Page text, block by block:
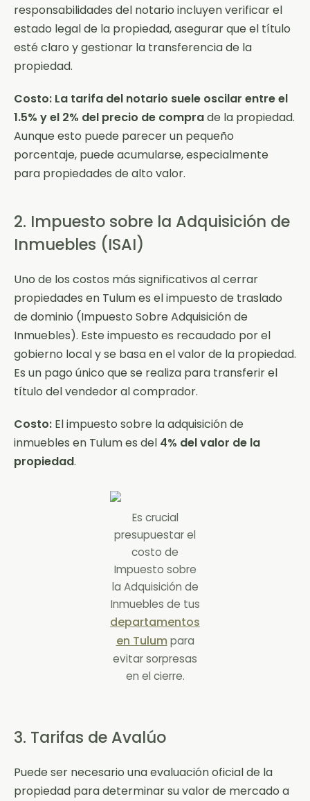
responsabilidades del notario incluyen verificar el
estado legal de la propiedad, asegurar que el título
esté claro y gestionar la transferencia de la
propiedad.
Costo: La tarifa del notario suele oscilar entre el
1.5% y el 2% del precio de comprade la propiedad.
Aunque esto puede parecer un pequeño
porcentaje, puede acumularse, especialmente
para propiedades de alto valor.
2. Impuesto sobre la Adquisición de
Inmuebles (ISAI)
Uno de los costos más significativos al cerrar
propiedades en Tulum es el impuesto de traslado
de dominio (Impuesto Sobre Adquisición de
Inmuebles). Este impuesto es recaudado por el
gobierno local y se basa en el valor de la propiedad.
Es un pago único que se realiza para transferir el
título del vendedor al comprador.
Costo: El impuesto sobre la adquisición de
inmuebles en Tulum es del 4% del valor de la
propiedad.
Es crucial
presupuestar el
costo de
Impuesto sobre
la Adquisición de
Inmuebles de tus
departamentos
en Tulum para
evitar sorpresas
en el cierre.
3. Tarifas de Avalúo
Puede ser necesario una evaluación oficial de la
propiedad para determinar su valor de mercado a